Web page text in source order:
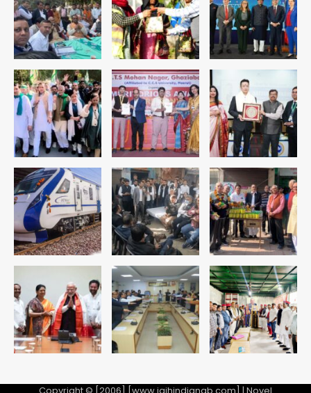
4
5
रोहित चौधरी गैंग का कुख्यात बदमाश राजस्थान
से गिरफ्तार
Team JHJ
1
पुरा महादेव से बेटियों के स्वास्थ्य और सुरक्षा का
संदेश
Team JHJ
2
अब पहला स्थान हासिल करना लक्ष्य: डीएम
Team JHJ
28 साल बाद कानून के शिकंजे में आया हत्या का
फरार आरोपी